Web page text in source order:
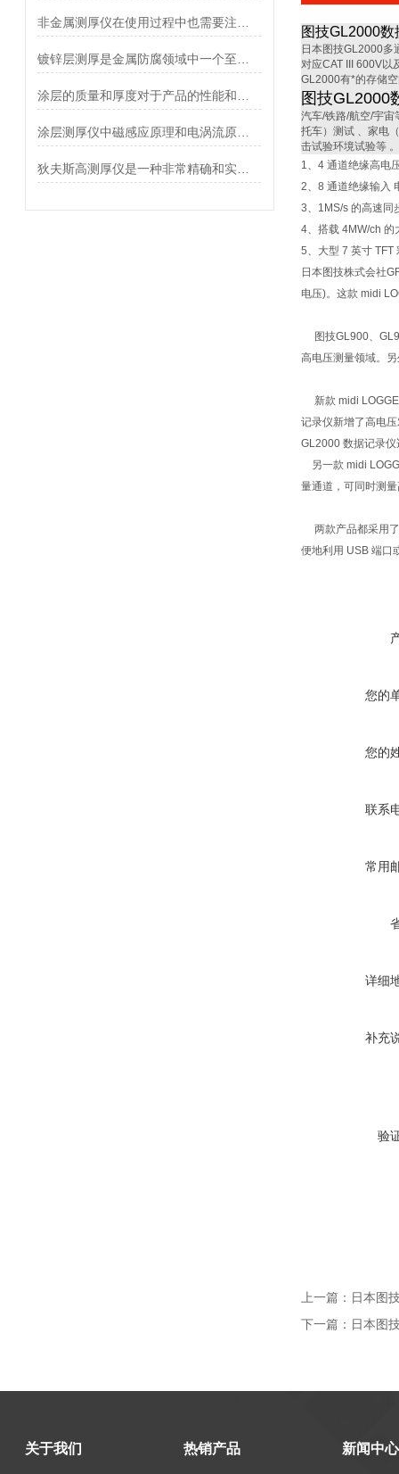
图技GL2000数
日本图技GL2000多
对应CAT III 600V以
GL2000有*的存储
图技GL2000
汽车/铁路/航空/宇
托车）测试 、家电
击试验环境试验等
1、4 通道绝缘高电
2、8 通道绝缘输入
3、1MS/s 的高速同
4、搭载 4MW/ch 的
5、大型 7 英寸 TFT
日本图技株式会社
电压)。这款 midi
图技GL900、
高电压测量领域。
新款 midi
记录仪新增了高电
GL2000 数据记录
另一款 midi
量通道，可同时测
两款产品都采用了
便地利用 USB 端口
您的
您的
联系
常用
详细
补充
验
上一篇： 日本图
下一篇： 日本图
关于我们 热销产品 新闻中心